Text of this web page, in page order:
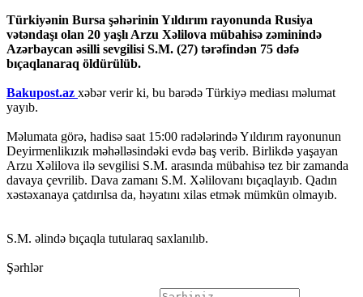
Türkiyənin Bursa şəhərinin Yıldırım rayonunda Rusiya
vətəndaşı olan 20 yaşlı Arzu Xəlilova mübahisə zəminində
Azərbaycan əsilli sevgilisi S.M. (27) tərəfindən 75 dəfə
bıçaqlanaraq öldürülüb.
Bakupost.az xəbər verir ki, bu barədə Türkiyə mediası məlumat
yayıb.
Məlumata görə, hadisə saat 15:00 radələrində Yıldırım rayonunun
Deyirmenlikızık məhəlləsindəki evdə baş verib. Birlikdə yaşayan
Arzu Xəlilova ilə sevgilisi S.M. arasında mübahisə tez bir zamanda
davaya çevrilib. Dava zamanı S.M. Xəlilovanı bıçaqlayıb. Qadın
xəstəxanaya çatdırılsa da, həyatını xilas etmək mümkün olmayıb.
S.M. əlində bıçaqla tutularaq saxlanılıb.
Şərhlər